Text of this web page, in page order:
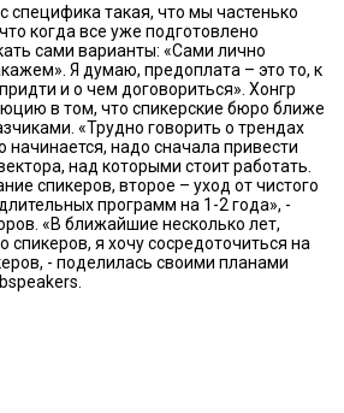
специфика такая, что мы частенько
когда все уже подготовлено
сами варианты: «Сами лично
Я думаю, предоплата – это то, к
и о чем договориться». Хонгр
в том, что спикерские бюро ближе
«Трудно говорить о трендах
начинается, надо сначала привести
над которыми стоит работать.
спикеров, второе – уход от чистого
программ на 1-2 года», -
«В ближайшие несколько лет,
я хочу сосредоточиться на
- поделилась своими планами